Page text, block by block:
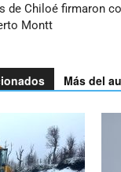
de Chiloé firmaron
Montt
Más del